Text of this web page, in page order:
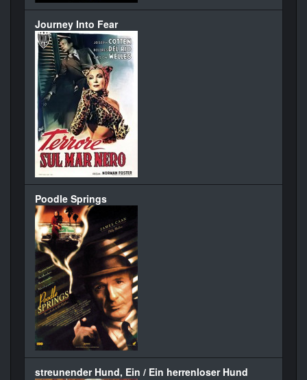
Journey Into Fear
Poodle Springs
streunender Hund, Ein / Ein herrenloser Hund